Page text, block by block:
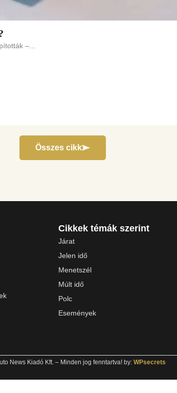
–...
Összes cikk
Cikkek témák szerint
Járat
Jelen idő
Menetszél
Múlt idő
Polc
Események
News Kiadó Kft. – Minden jog fenntartva! by: WPsecrets